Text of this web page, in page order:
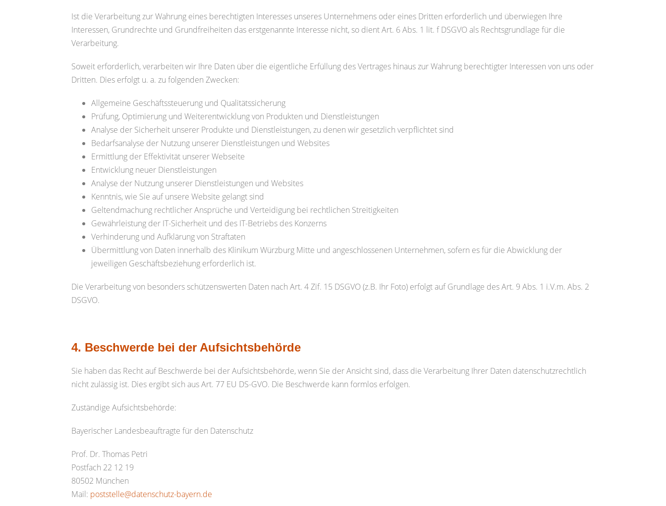
Ist die Verarbeitung zur Wahrung eines berechtigten Interesses unseres Unternehmens oder eines Dritten erforderlich und überwiegen Ihre
Interessen, Grundrechte und Grundfreiheiten das erstgenannte Interesse nicht, so dient Art. 6 Abs. 1 lit. f DSGVO als Rechtsgrundlage für die
Verarbeitung.
Soweit erforderlich, verarbeiten wir Ihre Daten über die eigentliche Erfüllung des Vertrages hinaus zur Wahrung berechtigter Interessen von uns oder
Dritten. Dies erfolgt u. a. zu folgenden Zwecken:
Allgemeine Geschäftssteuerung und Qualitätssicherung
Prüfung, Optimierung und Weiterentwicklung von Produkten und Dienstleistungen
Analyse der Sicherheit unserer Produkte und Dienstleistungen, zu denen wir gesetzlich verpflichtet sind
Bedarfsanalyse der Nutzung unserer Dienstleistungen und Websites
Ermittlung der Effektivität unserer Webseite
Entwicklung neuer Dienstleistungen
Analyse der Nutzung unserer Dienstleistungen und Websites
Kenntnis, wie Sie auf unsere Website gelangt sind
Geltendmachung rechtlicher Ansprüche und Verteidigung bei rechtlichen Streitigkeiten
Gewährleistung der IT-Sicherheit und des IT-Betriebs des Konzerns
Verhinderung und Aufklärung von Straftaten
Übermittlung von Daten innerhalb des Klinikum Würzburg Mitte und angeschlossenen Unternehmen, sofern es für die Abwicklung der
jeweiligen Geschäftsbeziehung erforderlich ist.
Die Verarbeitung von besonders schützenswerten Daten nach Art. 4 Zif. 15 DSGVO (z.B. Ihr Foto) erfolgt auf Grundlage des Art. 9 Abs. 1 i.V.m. Abs. 2
DSGVO.
4. Beschwerde bei der Aufsichtsbehörde
Sie haben das Recht auf Beschwerde bei der Aufsichtsbehörde, wenn Sie der Ansicht sind, dass die Verarbeitung Ihrer Daten datenschutzrechtlich
nicht zulässig ist. Dies ergibt sich aus Art. 77 EU DS-GVO. Die Beschwerde kann formlos erfolgen.
Zuständige Aufsichtsbehörde:
Bayerischer Landesbeauftragte für den Datenschutz
Prof. Dr. Thomas Petri
Postfach 22 12 19
80502 München
Mail: poststelle@datenschutz-bayern.de